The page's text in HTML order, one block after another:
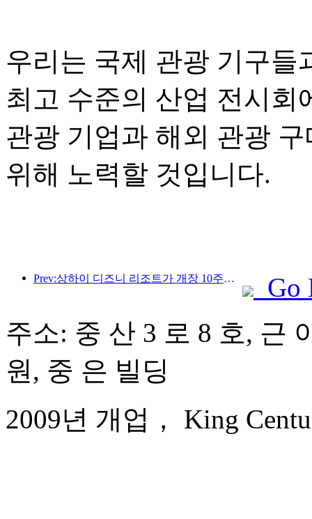
우리는 국제 관광 기구들
최고 수준의 산업 전시회
관광 기업과 해외 관광
위해 노력할 것입니다.
Prev:상하이 디즈니 리조트가 개장 10주년을 맞이했으며, 현재까지 1억 명이 넘는 방문객을 맞이했습니다.
Go
주소: 중 산 3 로 8 호, 근
원, 중 은 빌딩
2009년 개업， King